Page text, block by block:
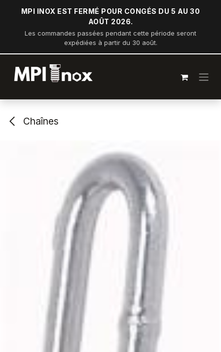
Se rendre au contenu
MPI INOX EST FERMÉ POUR CONGÉS DU 5 AU 30
AOÛT 2026.
Les commandes passées pendant cette période seront
expédiées à partir du 30 août.
Chaînes